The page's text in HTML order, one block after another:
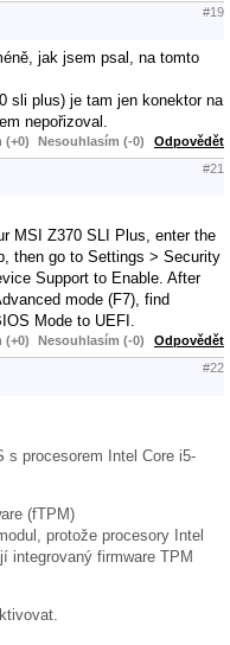
#19
jak jsem psal, na tomto
sli plus) je tam jen konektor na
nepořizoval.
(+0) Nesouhlasím (-0) Odpovědět
#21
MSI Z370 SLI Plus, enter the
then go to Settings > Security
Support to Enable. After
mode (F7), find
Mode to UEFI.
(+0) Nesouhlasím (-0) Odpovědět
#22
s procesorem Intel Core i5-
(fTPM)
protože procesory Intel
integrovaný firmware TPM